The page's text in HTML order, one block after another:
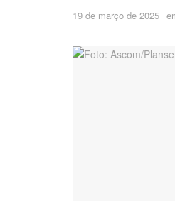
19 de março de 2025